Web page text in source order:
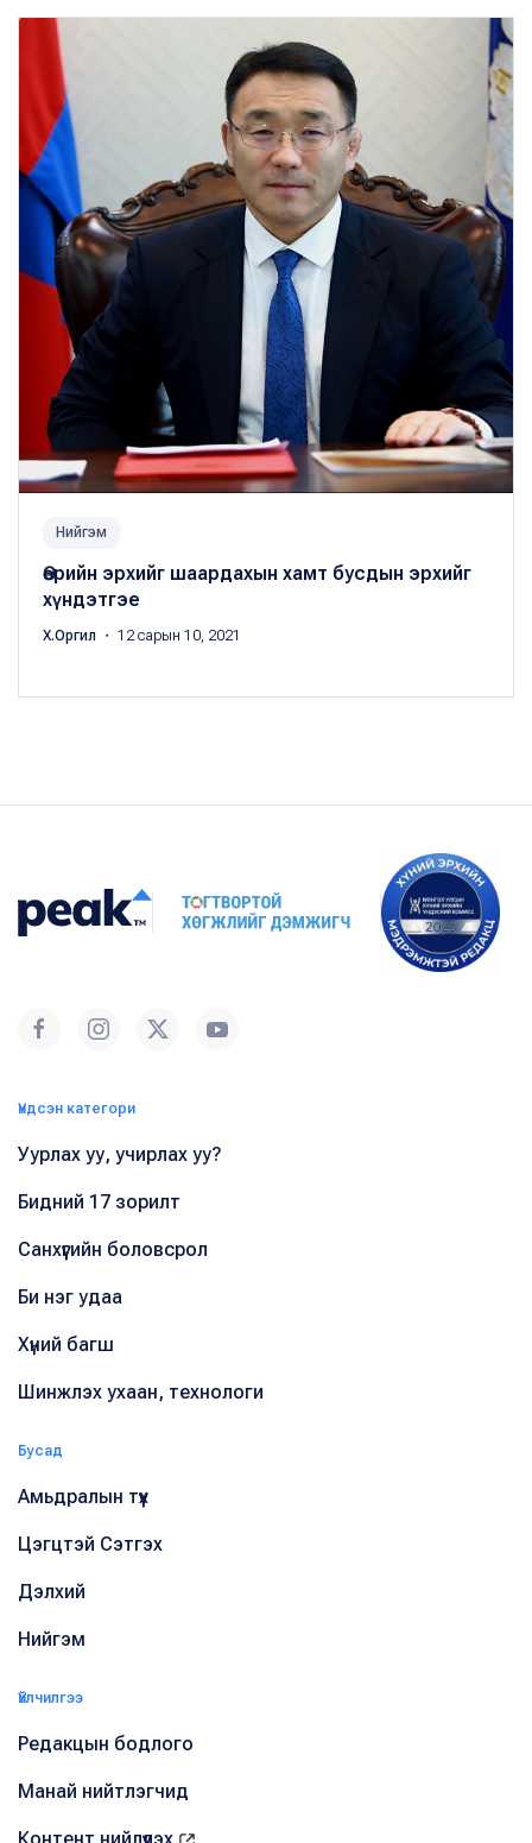
Нийгэм
Өөрийн эрхийг шаардахын хамт бусдын эрхийг
хүндэтгэе
Х.Оргил ・ 12 сарын 10, 2021
Үндсэн категори
Уурлах уу, учирлах уу?
Бидний 17 зорилт
Санхүүгийн боловсрол
Би нэг удаа
Хүний багш
Шинжлэх ухаан, технологи
Бусад
Амьдралын түүх
Цэгцтэй Сэтгэх
Дэлхий
Нийгэм
Үйлчилгээ
Редакцын бодлого
Манай нийтлэгчид